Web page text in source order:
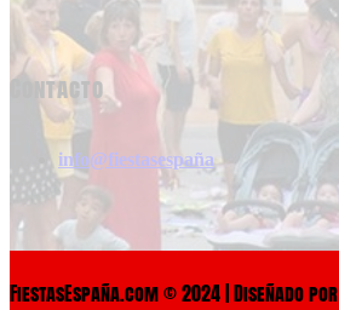
Contacto
info@fiestasespaña
FiestasEspaña.com © 2024 | Diseñado por